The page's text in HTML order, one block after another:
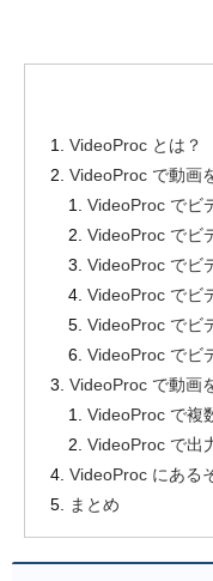
VideoProc とは？
VideoProc で動画
VideoProc でビ
VideoProc でビ
VideoProc でビ
VideoProc でビ
VideoProc でビ
VideoProc でビ
VideoProc で動画
VideoProc で複
VideoProc で出
VideoProc にある
まとめ